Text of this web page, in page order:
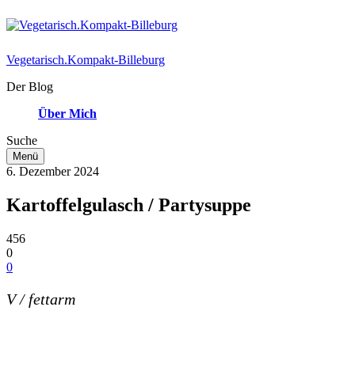
Vegetarisch.Kompakt-Billeburg
Der Blog
Über Mich
Suche
Menü
6. Dezember 2024
Kartoffelgulasch / Partysuppe
456
0
0
V / fettarm